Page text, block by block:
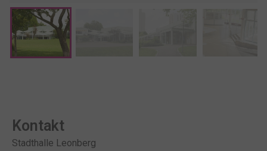
Kontakt
Stadthalle Leonberg